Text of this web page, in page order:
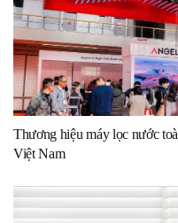
Thương hiệu máy lọc nước
Việt Nam